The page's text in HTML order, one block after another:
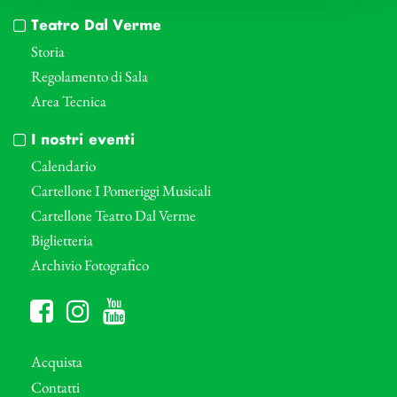
Teatro Dal Verme
Storia
Regolamento di Sala
Area Tecnica
I nostri eventi
Calendario
Cartellone I Pomeriggi Musicali
Cartellone Teatro Dal Verme
Biglietteria
Archivio Fotografico
Acquista
Contatti